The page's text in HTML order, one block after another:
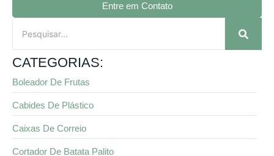
Entre em Contato
CATEGORIAS:
Boleador De Frutas
Cabides De Plástico
Caixas De Correio
Cortador De Batata Palito